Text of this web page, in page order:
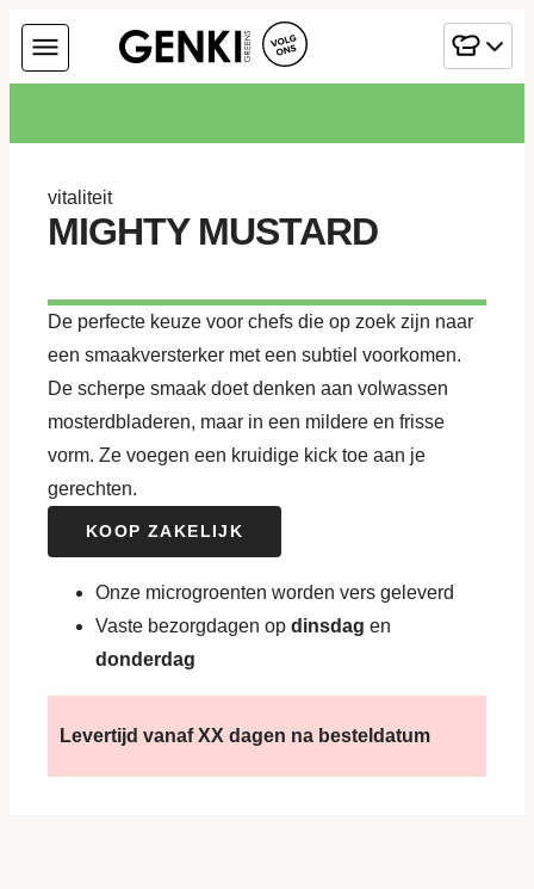
vitaliteit
MIGHTY MUSTARD
De perfecte keuze voor chefs die op zoek zijn naar
een smaakversterker met een subtiel voorkomen.
De scherpe smaak doet denken aan volwassen
mosterdbladeren, maar in een mildere en frisse
vorm. Ze voegen een kruidige kick toe aan je
gerechten.
KOOP ZAKELIJK
Onze microgroenten worden vers geleverd
Vaste bezorgdagen op dinsdag en
donderdag
Levertijd vanaf XX dagen na besteldatum